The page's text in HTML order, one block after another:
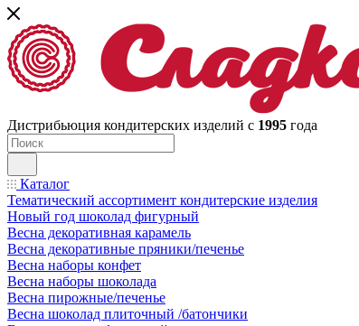
Дистрибьюция кондитерских изделий с 1995 года
Каталог
Тематический ассортимент кондитерские изделия
Новый год шоколад фигурный
Весна декоративная карамель
Весна декоративные пряники/печенье
Весна наборы конфет
Весна наборы шоколада
Весна пирожные/печенье
Весна шоколад плиточный /батончики